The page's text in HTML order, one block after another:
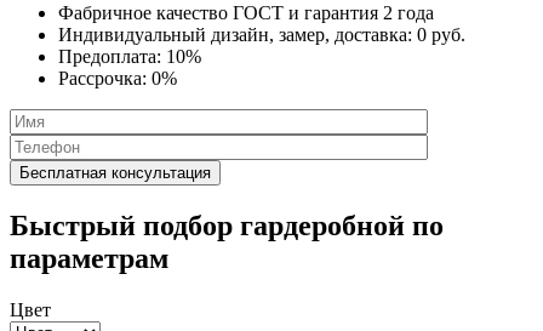
Фабричное качество ГОСТ и гарантия 2 года
Индивидуальный дизайн, замер, доставка: 0 руб.
Предоплата: 10%
Рассрочка: 0%
Быстрый подбор гардеробной по
параметрам
Цвет